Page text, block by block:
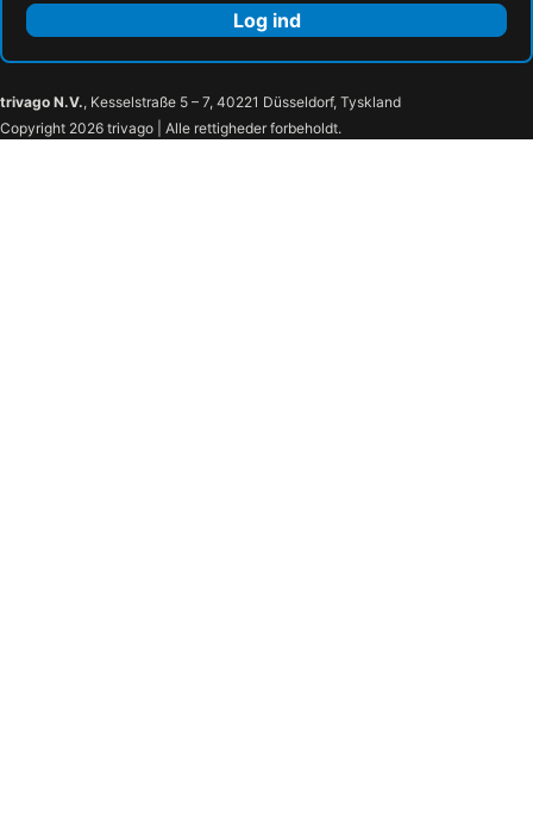
Log ind
trivago N.V., Kesselstraße 5 – 7, 40221 Düsseldorf, Tyskland
Copyright 2026 trivago | Alle rettigheder forbeholdt.